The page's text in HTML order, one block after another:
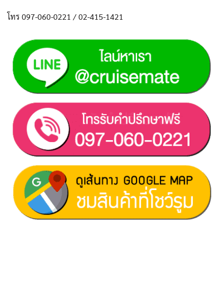
โทร 097-060-0221 / 02-415-1421